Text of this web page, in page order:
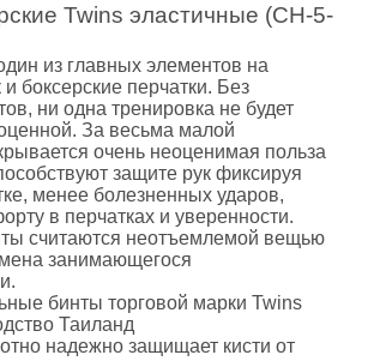
Twins эластичные (CH-5-
из главных элементов на
и боксерские перчатки. Без
ни одна тренировка не будет
За весьма малой
очень неоценимая польза
защите рук фиксируя
менее болезненных ударов,
в перчатках и уверенности.
считаются неотъемлемой вещью
занимающегося
бинты торговой марки Twins
Таиланд
надежно защищает кисти от